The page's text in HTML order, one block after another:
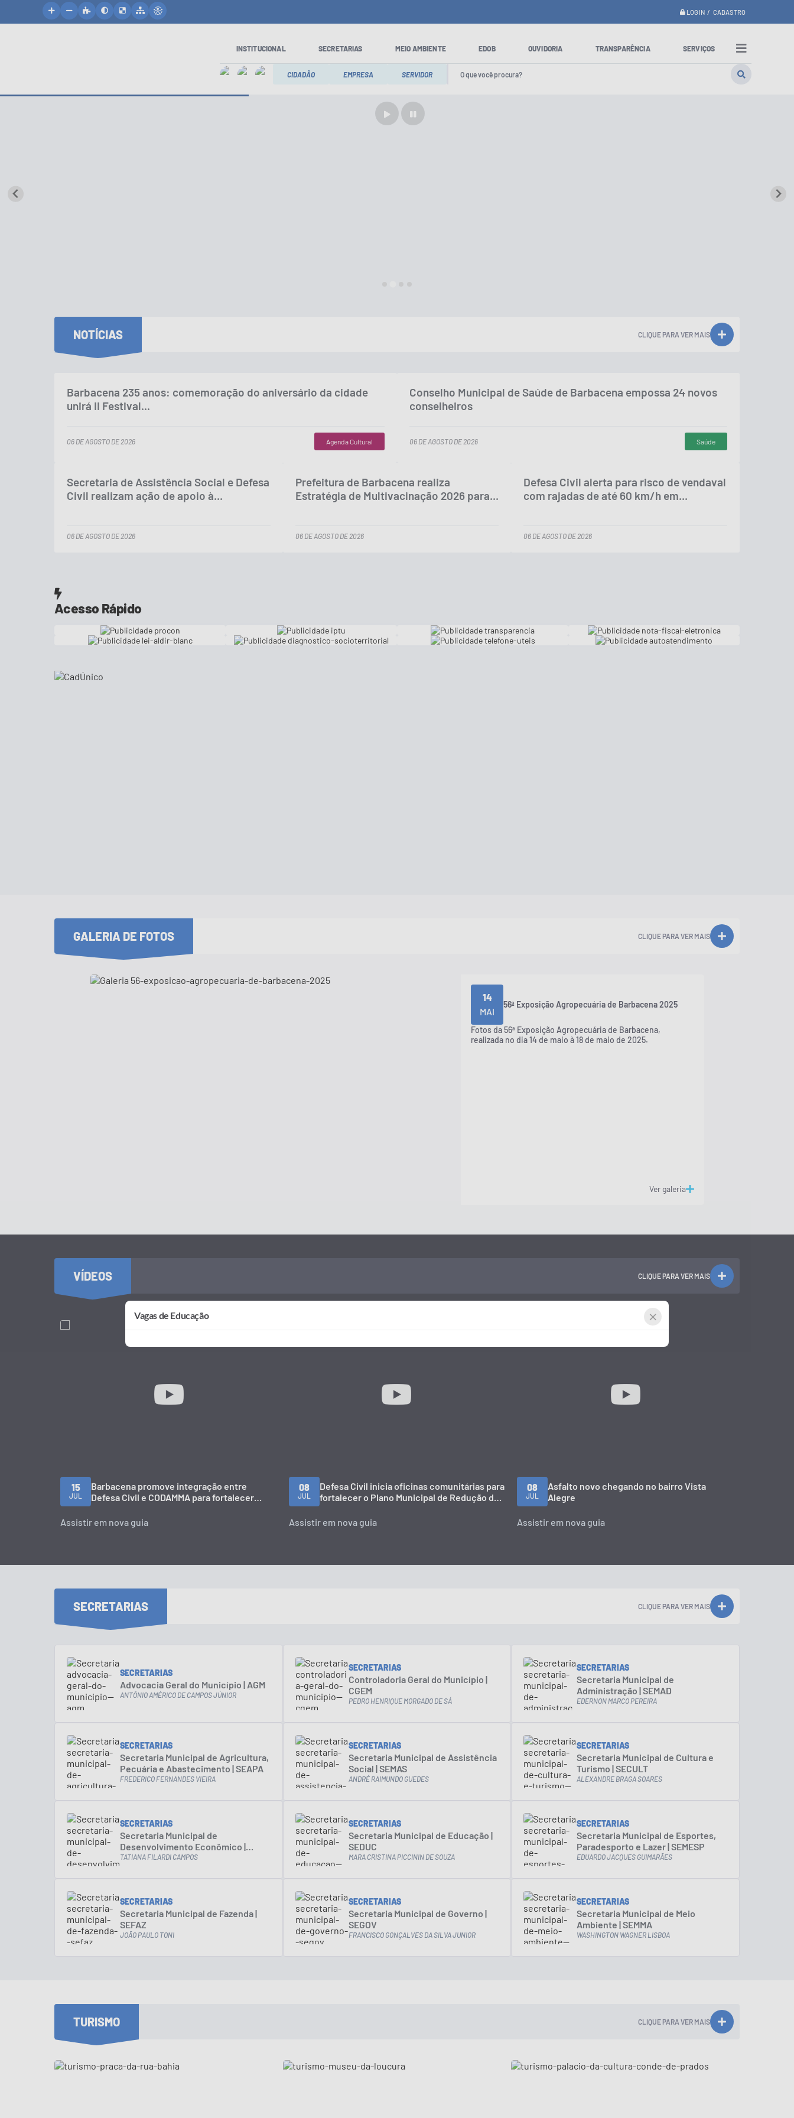
LOGIN / CADASTRO
INSTITUCIONAL SECRETARIAS MEIO AMBIENTE EDOB OUVIDORIA TRANSPARÊNCIA SERVIÇOS
CIDADÃO EMPRESA SERVIDOR
NOTÍCIAS CLIQUE PARA VER MAIS
Barbacena 235 anos: comemoração do aniversário da cidade
unirá II Festival...
06 DE AGOSTO DE 2026 Agenda Cultural
Conselho Municipal de Saúde de Barbacena empossa 24 novos
conselheiros
06 DE AGOSTO DE 2026 Saúde
Secretaria de Assistência Social e Defesa
Civil realizam ação de apoio à...
06 DE AGOSTO DE 2026
Prefeitura de Barbacena realiza
Estratégia de Multivacinação 2026 para...
06 DE AGOSTO DE 2026
Defesa Civil alerta para risco de vendaval
com rajadas de até 60 km/h em...
06 DE AGOSTO DE 2026
Acesso Rápido
GALERIA DE FOTOS CLIQUE PARA VER MAIS
14
MAI
56ª Exposição Agropecuária de Barbacena 2025
Fotos da 56ª Exposição Agropecuária de Barbacena,
realizada no dia 14 de maio à 18 de maio de 2025.
Ver galeria
VÍDEOS CLIQUE PARA VER MAIS
15
JUL
Barbacena promove integração entre
Defesa Civil e CODAMMA para fortalecer
Assistir em nova guia
08
JUL
Defesa Civil inicia oficinas comunitárias para
fortalecer o Plano Municipal de Redução de
Risco
Assistir em nova guia
08
JUL
Asfalto novo chegando no bairro Vista
Alegre
Assistir em nova guia
SECRETARIAS CLIQUE PARA VER MAIS
SECRETARIAS
Advocacia Geral do Município | AGM
ANTÔNIO AMÉRICO DE CAMPOS JÚNIOR
SECRETARIAS
Controladoria Geral do Município |
CGEM
PEDRO HENRIQUE MORGADO DE SÁ
SECRETARIAS
Secretaria Municipal de
Administração | SEMAD
EDERNON MARCO PEREIRA
SECRETARIAS
Secretaria Municipal de Agricultura,
Pecuária e Abastecimento | SEAPA
FREDERICO FERNANDES VIEIRA
SECRETARIAS
Secretaria Municipal de Assistência
Social | SEMAS
ANDRÉ RAIMUNDO GUEDES
SECRETARIAS
Secretaria Municipal de Cultura e
Turismo | SECULT
ALEXANDRE BRAGA SOARES
SECRETARIAS
Secretaria Municipal de
Desenvolvimento Econômico |
SEDEC
TATIANA FILARDI CAMPOS
SECRETARIAS
Secretaria Municipal de Educação |
SEDUC
MARA CRISTINA PICCININ DE SOUZA
SECRETARIAS
Secretaria Municipal de Esportes,
Paradesporto e Lazer | SEMESP
EDUARDO JACQUES GUIMARÃES
SECRETARIAS
Secretaria Municipal de Fazenda |
SEFAZ
JOÃO PAULO TONI
SECRETARIAS
Secretaria Municipal de Governo |
SEGOV
FRANCISCO GONÇALVES DA SILVA JUNIOR
SECRETARIAS
Secretaria Municipal de Meio
Ambiente | SEMMA
WASHINGTON WAGNER LISBOA
TURISMO CLIQUE PARA VER MAIS
×
Vagas de Educação